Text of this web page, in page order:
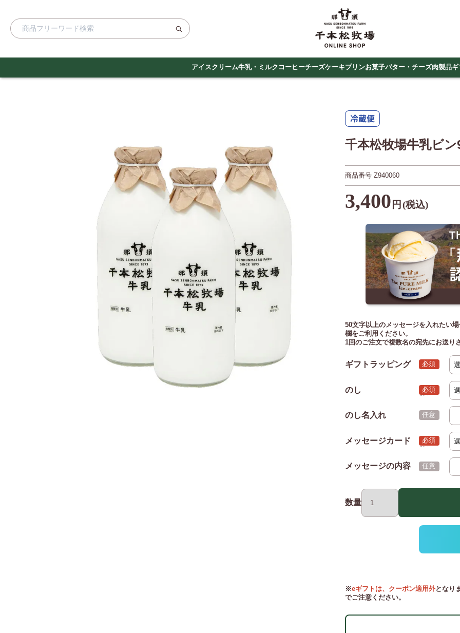
アイスクリーム牛乳・ミルクコーヒーチーズケーキプリンお菓子バター・チーズ肉製品ギ
千本松牧場牛乳ビ
商品番号 Z940060
3,400円 (税込)
50文字以上のメッセージを入れたい
欄をご利用ください。
1回のご注文で複数名の宛先にお送り
ギフトラッピング
(必須)
のし
(必須)
のし名入れ
メッセージカード
(必須)
メッセージの内容
数量
※eギフトは、クーポン適用外 となり
でご注意ください。